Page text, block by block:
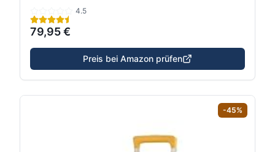
4.5
79,95 €
Preis bei Amazon prüfen
-45%